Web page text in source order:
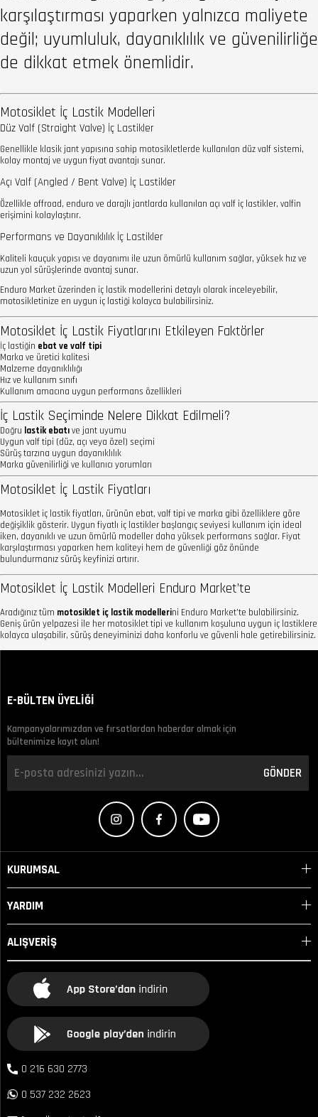
karşılaştırması yaparken yalnızca maliyete
değil; uyumluluk, dayanıklılık ve güvenilirliğe
de dikkat etmek önemlidir.
Motosiklet İç Lastik Modelleri
Düz Valf (Straight Valve) İç Lastikler
Genellikle klasik jant yapısına sahip motosikletlerde kullanılan düz valf sistemi,
kolay montaj ve uygun fiyat avantajı sunar.
Açı Valf (Angled / Bent Valve) İç Lastikler
Özellikle offroad, enduro ve darajlı jantlarda kullanılan açı valf iç lastikler, valfin
erişimini kolaylaştırır.
Performans ve Dayanıklılık İç Lastikler
Kaliteli kauçuk yapısı ve dayanımı ile uzun ömürlü kullanım sağlar, yüksek hız ve
uzun yol sürüşlerinde avantaj sunar.
Enduro Market üzerinden iç lastik modellerini detaylı olarak inceleyebilir,
motosikletinize en uygun iç lastiği kolayca bulabilirsiniz.
Motosiklet İç Lastik Fiyatlarını Etkileyen Faktörler
İç lastiğin ebat ve valf tipi
Marka ve üretici kalitesi
Malzeme dayanıklılığı
Hız ve kullanım sınıfı
Kullanım amacına uygun performans özellikleri
İç Lastik Seçiminde Nelere Dikkat Edilmeli?
Doğru lastik ebatıve jant uyumu
Uygun valf tipi (düz, açı veya özel) seçimi
Sürüş tarzına uygun dayanıklılık
Marka güvenilirliği ve kullanıcı yorumları
Motosiklet İç Lastik Fiyatları
Motosiklet iç lastik fiyatları, ürünün ebat, valf tipi ve marka gibi özelliklere göre
değişiklik gösterir. Uygun fiyatlı iç lastikler başlangıç seviyesi kullanım için ideal
iken, dayanıklı ve uzun ömürlü modeller daha yüksek performans sağlar. Fiyat
karşılaştırması yaparken hem kaliteyi hem de güvenliği göz önünde
bulundurmanız sürüş keyfinizi artırır.
Motosiklet İç Lastik Modelleri Enduro Market’te
Aradığınız tüm motosiklet iç lastik modellerini Enduro Market’te bulabilirsiniz.
Geniş ürün yelpazesi ile her motosiklet tipi ve kullanım koşuluna uygun iç lastiklere
kolayca ulaşabilir, sürüş deneyiminizi daha konforlu ve güvenli hale getirebilirsiniz.
E-BÜLTEN ÜYELİĞİ
Kampanyalarımızdan ve fırsatlardan haberdar olmak için
bültenimize kayıt olun!
GÖNDER
KURUMSAL
YARDIM
ALIŞVERİŞ
0 216 630 2773
0 537 232 2623